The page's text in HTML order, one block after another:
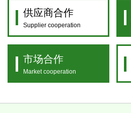
供应商合作
Supplier cooperation
市场合作
Market cooperation